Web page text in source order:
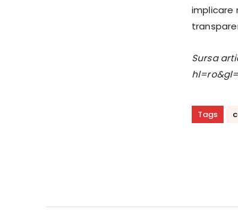
implicare
Sursa
Tags